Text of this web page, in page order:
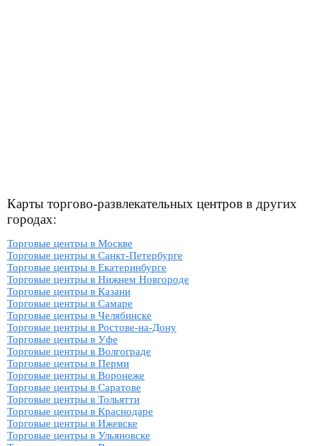
Карты торгово-развлекательных центров в других
городах:
Торговые центры в Москве
Торговые центры в Санкт-Петербурге
Торговые центры в Екатеринбурге
Торговые центры в Нижнем Новгороде
Торговые центры в Казани
Торговые центры в Самаре
Торговые центры в Челябинске
Торговые центры в Ростове-на-Дону
Торговые центры в Уфе
Торговые центры в Волгограде
Торговые центры в Перми
Торговые центры в Воронеже
Торговые центры в Саратове
Торговые центры в Тольятти
Торговые центры в Краснодаре
Торговые центры в Ижевске
Торговые центры в Ульяновске